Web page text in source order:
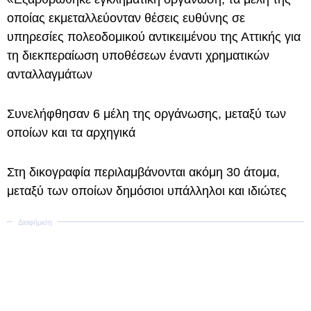
οποίας εκμεταλλεύονταν θέσεις ευθύνης σε
υπηρεσίες πολεοδομικού αντικειμένου της Αττικής για
τη διεκπεραίωση υποθέσεων έναντι χρηματικών
ανταλλαγμάτων
Συνελήφθησαν 6 μέλη της οργάνωσης, μεταξύ των
οποίων και τα αρχηγικά
Στη δικογραφία περιλαμβάνονται ακόμη 30 άτομα,
μεταξύ των οποίων δημόσιοι υπάλληλοι και ιδιώτες